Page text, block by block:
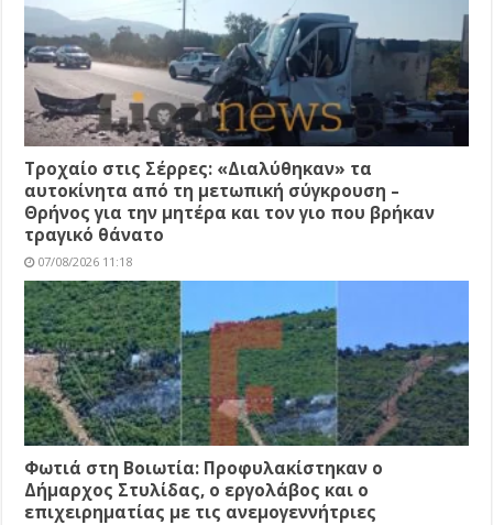
Τροχαίο στις Σέρρες: «Διαλύθηκαν» τα
αυτοκίνητα από τη μετωπική σύγκρουση –
Θρήνος για την μητέρα και τον γιο που βρήκαν
τραγικό θάνατο
07/08/2026 11:18
Φωτιά στη Βοιωτία: Προφυλακίστηκαν ο
Δήμαρχος Στυλίδας, ο εργολάβος και ο
επιχειρηματίας με τις ανεμογεννήτριες